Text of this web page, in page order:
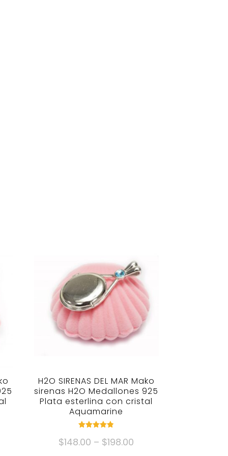
H2O SIRENAS DEL MAR Mako
sirenas H2O Medallones 925
Plata esterlina con cristal
Aquamarine
4.82
fuera de 5
$148.00 – $198.00